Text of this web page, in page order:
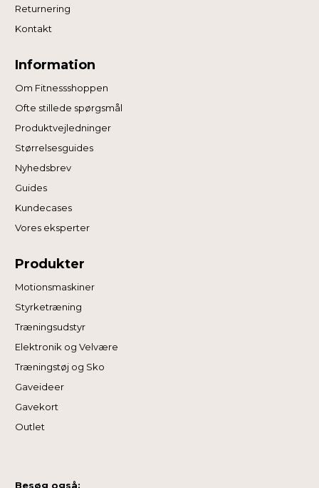
Returnering
Kontakt
Information
Om Fitnessshoppen
Ofte stillede spørgsmål
Produktvejledninger
Størrelsesguides
Nyhedsbrev
Guides
Kundecases
Vores eksperter
Produkter
Motionsmaskiner
Styrketræning
Træningsudstyr
Elektronik og Velvære
Træningstøj og Sko
Gaveideer
Gavekort
Outlet
Besøg også: